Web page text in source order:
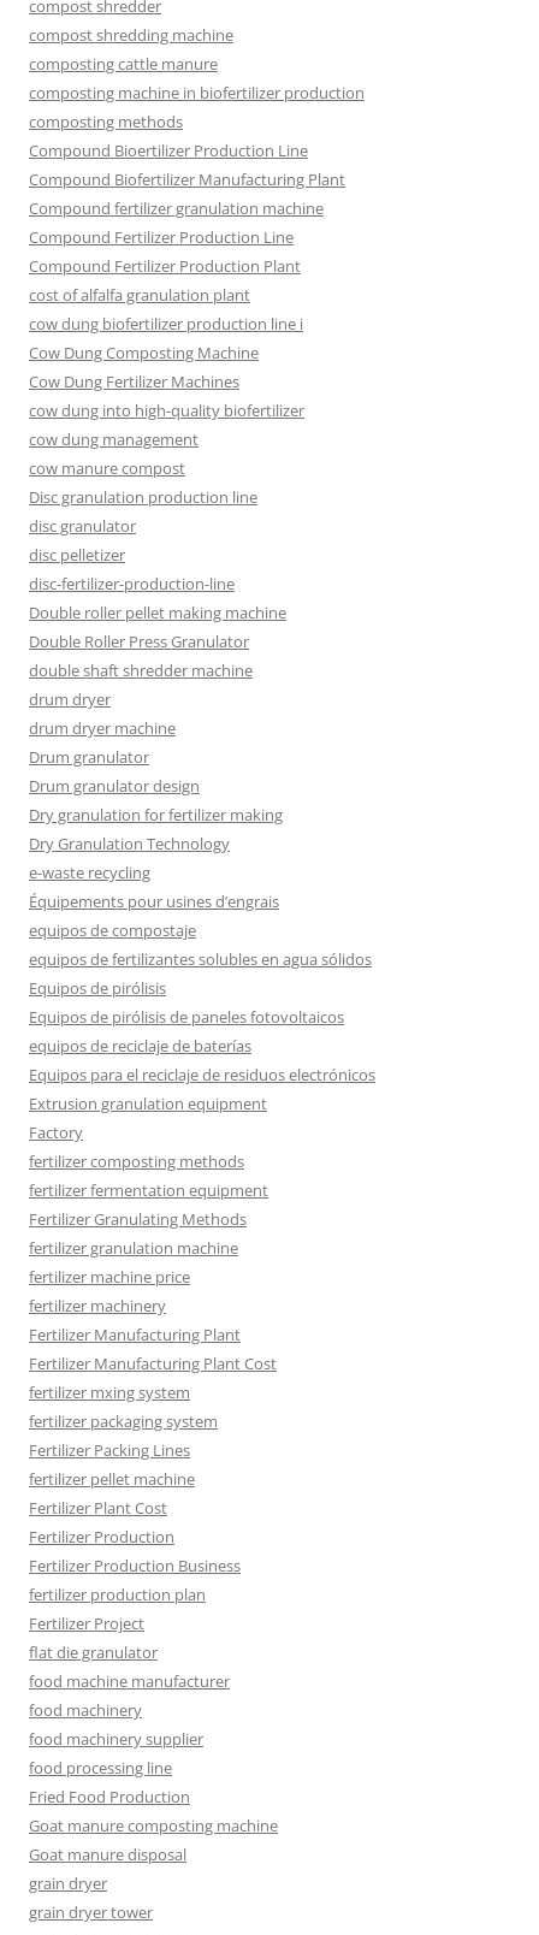
compost shredder
compost shredding machine
composting cattle manure
composting machine in biofertilizer production
composting methods
Compound Bioertilizer Production Line
Compound Biofertilizer Manufacturing Plant
Compound fertilizer granulation machine
Compound Fertilizer Production Line
Compound Fertilizer Production Plant
cost of alfalfa granulation plant
cow dung biofertilizer production line i
Cow Dung Composting Machine
Cow Dung Fertilizer Machines
cow dung into high-quality biofertilizer
cow dung management
cow manure compost
Disc granulation production line
disc granulator
disc pelletizer
disc-fertilizer-production-line
Double roller pellet making machine
Double Roller Press Granulator
double shaft shredder machine
drum dryer
drum dryer machine
Drum granulator
Drum granulator design
Dry granulation for fertilizer making
Dry Granulation Technology
e-waste recycling
Équipements pour usines d’engrais
equipos de compostaje
equipos de fertilizantes solubles en agua sólidos
Equipos de pirólisis
Equipos de pirólisis de paneles fotovoltaicos
equipos de reciclaje de baterías
Equipos para el reciclaje de residuos electrónicos
Extrusion granulation equipment
Factory
fertilizer composting methods
fertilizer fermentation equipment
Fertilizer Granulating Methods
fertilizer granulation machine
fertilizer machine price
fertilizer machinery
Fertilizer Manufacturing Plant
Fertilizer Manufacturing Plant Cost
fertilizer mxing system
fertilizer packaging system
Fertilizer Packing Lines
fertilizer pellet machine
Fertilizer Plant Cost
Fertilizer Production
Fertilizer Production Business
fertilizer production plan
Fertilizer Project
flat die granulator
food machine manufacturer
food machinery
food machinery supplier
food processing line
Fried Food Production
Goat manure composting machine
Goat manure disposal
grain dryer
grain dryer tower